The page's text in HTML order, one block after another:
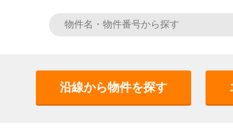
沿線から物件を探す